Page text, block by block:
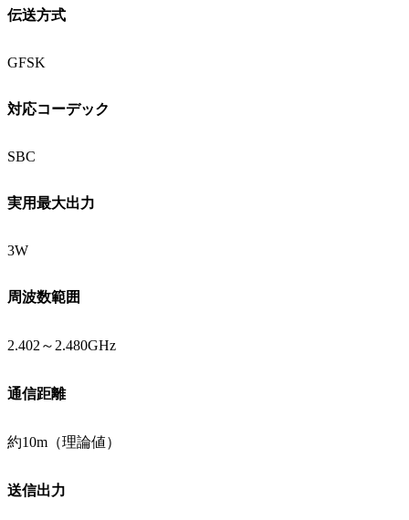
伝送方式
GFSK
対応コーデック
SBC
実用最大出力
3W
周波数範囲
2.402～2.480GHz
通信距離
約10m（理論値）
送信出力